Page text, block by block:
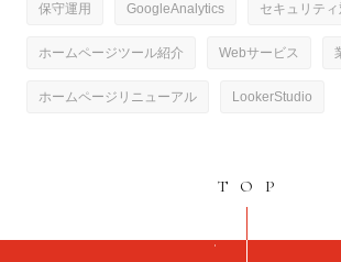
保守運用 GoogleAnalytics セキュリティ
ホームページツール紹介 Webサービス
ホームページリニューアル LookerStudio
TOP